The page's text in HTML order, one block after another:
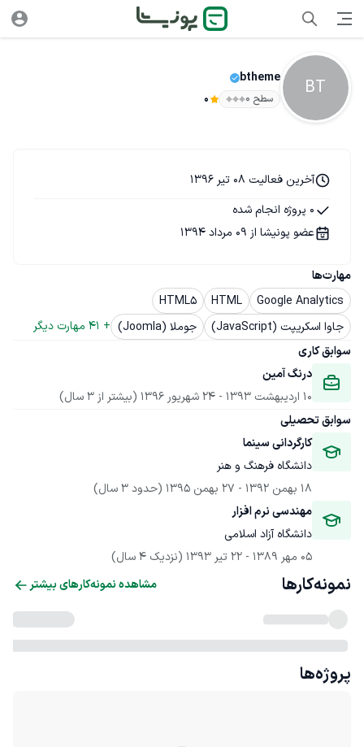
BT
btheme
سطح ۰ 0
مهارت‌ها
Google Analytics
HTML
HTML5
جاوا اسکریپت (JavaScript)
جوملا (Joomla) +
41 مهارت دیگر
سوابق کاری
درنگ آمین
10 اردیبهشت 1393
- 24 شهریور 1396
(بیشتر از 3 سال)
سوابق تحصیلی
کارگردانی سینما
دانشگاه فرهنگ و هنر
18 بهمن 1392
- 27 بهمن 1395
(حدود 3 سال)
مهندسی نرم افزار
دانشگاه آزاد اسلامی
05 مهر 1389
- 22 تیر 1393 (نزدیک 4 سال)
آخرین فعالیت 08 تیر 1396
0 پروژه انجام شده
عضو پونیشا از 09 مرداد 1394
نمونه‌کارها مشاهده نمونه‌کارهای بیشتر
پروژه‌ها